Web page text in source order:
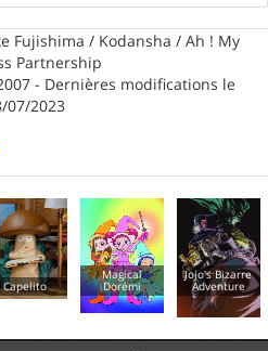
Fujishima / Kodansha / Ah ! My
Partnership
- Dernières modifications le
07/2023
Capelito
Magical
Dorémi
Jojo's Bizarre
Adventure